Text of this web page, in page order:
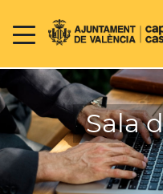
Sala